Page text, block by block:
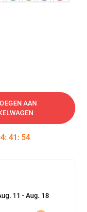
AAN
: 41 : 53
11 - Aug. 18